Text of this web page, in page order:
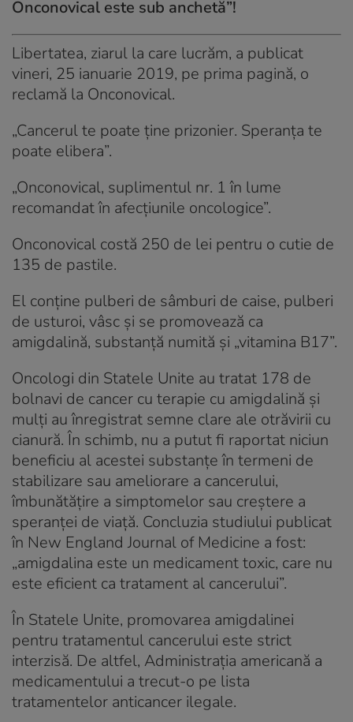
Onconovical este sub anchetă”!
Libertatea, ziarul la care lucrăm, a publicat
vineri, 25 ianuarie 2019, pe prima pagină, o
reclamă la Onconovical.
„Cancerul te poate ține prizonier. Speranța te
poate elibera”.
„Onconovical, suplimentul nr. 1 în lume
recomandat în afecțiunile oncologice”.
Onconovical costă 250 de lei pentru o cutie de
135 de pastile.
El conține pulberi de sâmburi de caise, pulberi
de usturoi, vâsc și se promovează ca
amigdalină, substanță numită și „vitamina B17”.
Oncologi din Statele Unite au tratat 178 de
bolnavi de cancer cu terapie cu amigdalină și
mulți au înregistrat semne clare ale otrăvirii cu
cianură. În schimb, nu a putut fi raportat niciun
beneficiu al acestei substanțe în termeni de
stabilizare sau ameliorare a cancerului,
îmbunătățire a simptomelor sau creștere a
speranței de viață. Concluzia studiului publicat
în New England Journal of Medicine a fost:
„amigdalina este un medicament toxic, care nu
este eficient ca tratament al cancerului”.
În Statele Unite, promovarea amigdalinei
pentru tratamentul cancerului este strict
interzisă. De altfel, Administrația americană a
medicamentului a trecut-o pe lista
tratamentelor anticancer ilegale.